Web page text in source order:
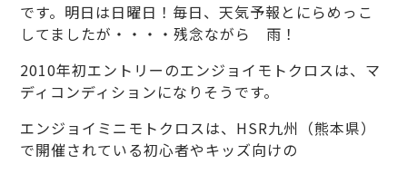
です。明日は日曜日！毎日、天気予報とにらめっこ
してましたが・・・・残念ながら 雨！
2010年初エントリーのエンジョイモトクロスは、マ
ディコンディションになりそうです。
エンジョイミニモトクロスは、HSR九州（熊本県）
で開催されている初心者やキッズ向けの